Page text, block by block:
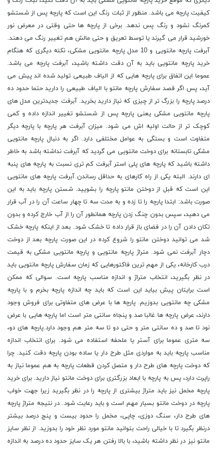
کیفیت پارچه می باشد. منظور از ثبات رنگ این است که پارچه پس از شستشو
کمرنگ نشود و رنگ پس ندهد. برخی از پارچه ها حتی وقتی در معرض نور
خورشید قرار می گیرند یا توسط تعریق و حتی مالش هم تغییر رنگ می دهند.
آبرفت پارچه مانتویی و 10 مدل پارچه مانتویی مشکی، نکته دیگری که هنگام
خرید پارچه مانتویی باید به آن دقت داشته باشید، آبرفت پارچه می باشد.
عموما این اتفاق برای پارچه هایی که از الیاف طبیعی تولید شده اند پیش می
آید، پس اگر قصد سفارش پارچه مانتو با الیاف طبیعی را دارید حتما حدود ده
درصد پارچه را بزرگ تر از چیزی که نیاز دارید بخرید. آبرفت جدیدترین مدل های
پارچه مانتویی مشکی یعنی پارچه پس از شستشو تغییر اندازه داده و کمی
کوچک تر از حالت اولیه اش می شود. میزان آبرفت هر پارچه با پارچه دیگر
متفاوت است و بستگی به عوامل مختلفی دارد. اگر به دنبال پارچه مانتویی
مشکی تابستانه برای دوخت مانتویی می گردید که آبرفت نداشته باشد به خاطر
داشته باشید که پارچه های پلی استر آبرفت کم تری نسبت به پارچه های پنبه
ای دارند. البته یکی از راه کارهای به حداقل رساندن آبرفت پارچه های مانتویی
این است که قبل از دوختن مانتو پارچه را بشویید. شستن پارچه باید به این
صورت باشد: ابتدا پارچه را تا زده و به مدت سه تا چهار ساعت آن را در آب قرار
می دهید، سپس بدون چنگ زدن پارچه همانطور آن را از آب خارج کرده و بدون
تکان دادن آن را در فضای باز قرار داده تا خشک شود. بعد از اینکه پارچه خشک
شد می توانید دوختن مانتو را شروع کرده در این صورت پارچه بعد از دوخت
دچار آبرفت نمی شود. متراژ پارچه مانتویی و پارچه مانتویی مشکی به قیمت
درب کارخانه، یکی از مهم ترین فاکتورهایی که زمان سفارش پارچه مانتویی باید
در نظر بگیرید، انتخاب متراژ و اندازه مناسب پارچه است. سوالی که ممکن
است برایتان پیش بیاید این است که باید چه اندازه پارچه بخرم و با پارچه
مشکی چه مانتویی بدوزیم. پارچه ها با عرض های متفاوتی برای فروش وجود
دارند، عرض پارچه ها غالبا صد و پنجاه سانتی متر است اما پارچه هایی با عرض
نود تا صد و ده سانتی متر و حتی دو تا سه متر هم وجود دارد.پارچه های دو،
سه متری عموما برای آستر یا ملحفه استفاده می شود. برای انتخاب اندازه
مناسب پارچه باید به مواردی مثل طرح دار یا ساده بودن پارچه دقت کنید. چرا
که دوخت پارچه های طرح دار و متصل کردن قطعات پارچه به هم عموما نیاز به
راپرت دارد، پس به پارچه با ابعاد بزرگتری برای دوخت مانتو نیاز دارید. برای خرید
پارچه مخمل نیز باید متراژ بیشتری از پارچه را در نظر بگیرید زیرا جهت خواب
پارچه در دوخت مانتو بسیار مهم است و باید رعایت شود. در نتیجه متراژ پارچه
های طرح دار، سنگ دوزی، چاپی، مخمل را حدود بیست و پنج درصد بیشتر
درنظر بگیرد تا با خیالی راحت بتوانید مانتو مورد نظر خود را بدوزید. از نظر سایز
مانتو نیز در نظر داشته باشید، با بالا رفتن هر یک سایز حدود ده درصد به اندازه